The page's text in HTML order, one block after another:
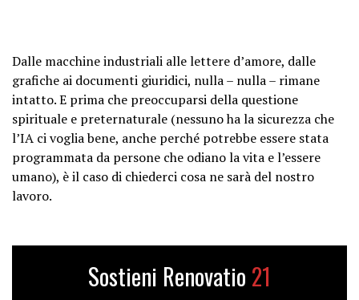
Dalle macchine industriali alle lettere d’amore, dalle
grafiche ai documenti giuridici, nulla – nulla – rimane
intatto. E prima che preoccuparsi della questione
spirituale e preternaturale (nessuno ha la sicurezza che
l’IA ci voglia bene, anche perché potrebbe essere stata
programmata da persone che odiano la vita e l’essere
umano), è il caso di chiederci cosa ne sarà del nostro
lavoro.
Sostieni Renovatio 21